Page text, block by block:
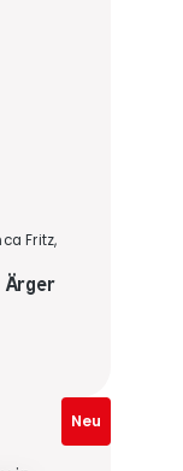
Fritz,
Neu